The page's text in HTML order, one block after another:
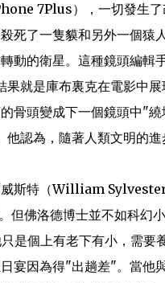
7Plus），一切發生
死了一隻貘和另外一個猿
動的衛星。這種鏡頭編輯
就是庫布裏克在電影中展
骨頭變成下一個鏡頭中"
認為，隨著人類文明的
威斯特（William
佛洛德博士並不如科幻
個上有老下有小，需要
宴因為得"出趟差"。當他